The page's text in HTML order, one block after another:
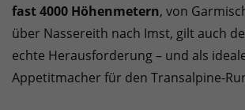
fast 4000 Höhenmetern, von
über Nassereith nach Imst, gilt auch
echte Herausforderung – und als
Appetitmacher für den Transalpine-